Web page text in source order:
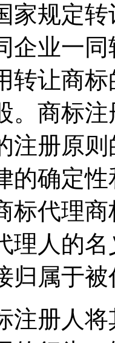
家规定
企业一
转让商
。商标
注册原
的确定
标代理
理人的
归属于
注册人